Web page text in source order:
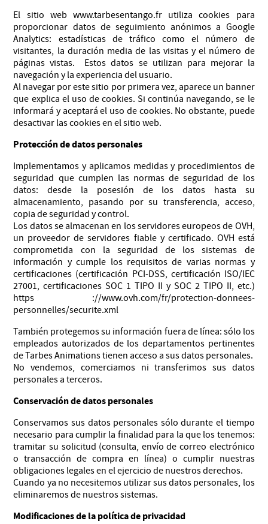
El sitio web www.tarbesentango.fr utiliza cookies para
proporcionar datos de seguimiento anónimos a Google
Analytics: estadísticas de tráfico como el número de
visitantes, la duración media de las visitas y el número de
páginas vistas. Estos datos se utilizan para mejorar la
navegación y la experiencia del usuario.
Al navegar por este sitio por primera vez, aparece un banner
que explica el uso de cookies. Si continúa navegando, se le
informará y aceptará el uso de cookies. No obstante, puede
desactivar las cookies en el sitio web.
Protección de datos personales
Implementamos y aplicamos medidas y procedimientos de
seguridad que cumplen las normas de seguridad de los
datos: desde la posesión de los datos hasta su
almacenamiento, pasando por su transferencia, acceso,
copia de seguridad y control.
Los datos se almacenan en los servidores europeos de OVH,
un proveedor de servidores fiable y certificado. OVH está
comprometida con la seguridad de los sistemas de
información y cumple los requisitos de varias normas y
certificaciones (certificación PCI-DSS, certificación ISO/IEC
27001, certificaciones SOC 1 TIPO II y SOC 2 TIPO II, etc.)
https ://www.ovh.com/fr/protection-donnees-
personnelles/securite.xml
También protegemos su información fuera de línea: sólo los
empleados autorizados de los departamentos pertinentes
de Tarbes Animations tienen acceso a sus datos personales.
No vendemos, comerciamos ni transferimos sus datos
personales a terceros.
Conservación de datos personales
Conservamos sus datos personales sólo durante el tiempo
necesario para cumplir la finalidad para la que los tenemos:
tramitar su solicitud (consulta, envío de correo electrónico
o transacción de compra en línea) o cumplir nuestras
obligaciones legales en el ejercicio de nuestros derechos.
Cuando ya no necesitemos utilizar sus datos personales, los
eliminaremos de nuestros sistemas.
Modificaciones de la política de privacidad